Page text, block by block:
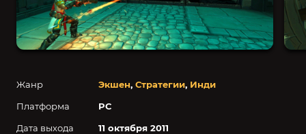
Жанр Экшен, Стратегии, Инди
Платформа
PC
Дата выхода
11 октября 2011